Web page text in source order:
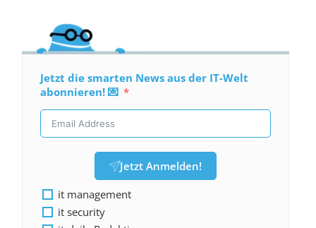
Jetzt die smarten News aus der IT-Welt
abonnieren! 💌
Jetzt Anmelden!
it management
it security